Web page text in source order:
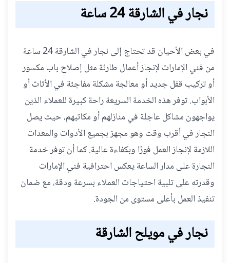
نجار في الشارقة 24 ساعة
في بعض الأحيان قد تحتاج إلى نجار في الشارقة 24 ساعة
من فني الإمارات لإنجاز أعمال طارئة مثل إصلاح باب مكسور
أو تركيب قفل جديد أو معالجة مشكلة مفاجئة في الأثاث أو
الأبواب. توفر هذه الخدمة السريعة راحة كبيرة للعملاء الذين
يواجهون مشاكل عاجلة في منازلهم أو مكاتبهم، حيث يصل
النجار في أقرب وقت وهو مجهز بجميع الأدوات والمعدات
اللازمة لإنجاز العمل فورًا وبكفاءة عالية. كما أن توفر خدمة
النجارة على مدار الساعة يعكس احترافية فني الإمارات
وقدرته على تلبية احتياجات العملاء بسرعة ودقة، مع ضمان
تنفيذ العمل بأعلى مستوى من الجودة.
نجار في مويلح الشارقة